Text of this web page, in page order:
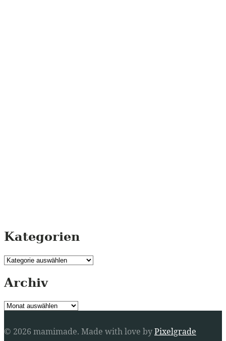
Kategorien
Kategorien
Archiv
Archiv
© 2026 mamimade. Made with love byPixelgrade